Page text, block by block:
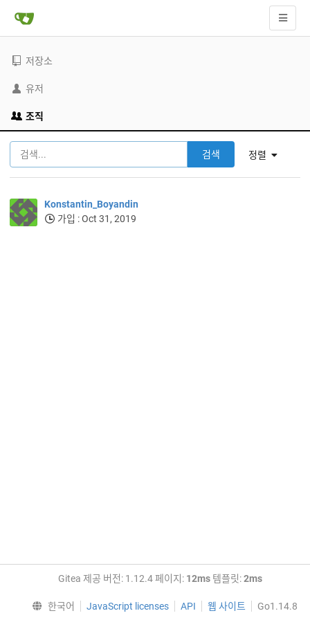
저장소
유저
조직
정렬
검색
Konstantin_Boyandin
가입 : Oct 31, 2019
Gitea 제공 버전: 1.12.4 페이지: 12ms템플릿:2ms
한국어 JavaScript licenses API 웹 사이트 Go1.14.8